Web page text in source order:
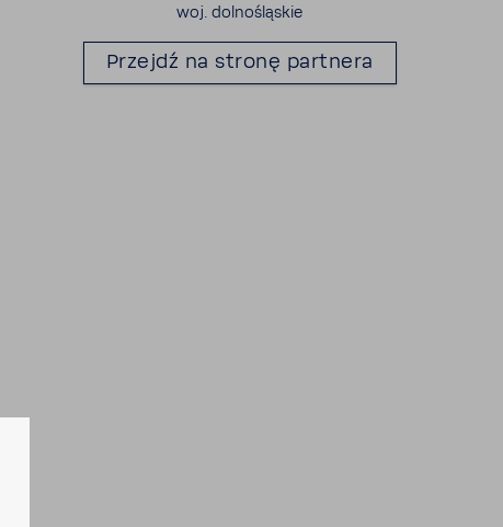
woj. dolno­ślą­skie
Przejdź na stronę part­nera